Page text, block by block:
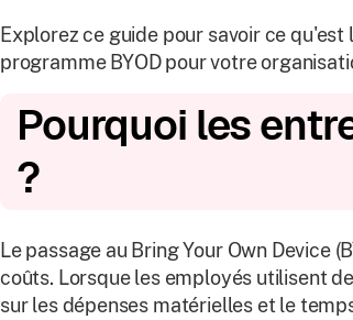
Explorez ce guide pour savoir ce
programme BYOD pour votre
Pourquoi les
?
Le passage au Bring Your Own Device
coûts. Lorsque les employés utilisent
sur les dépenses matérielles et le